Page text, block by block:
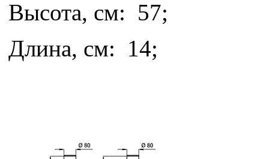
Высота, см: 57;
Длина, см: 14;